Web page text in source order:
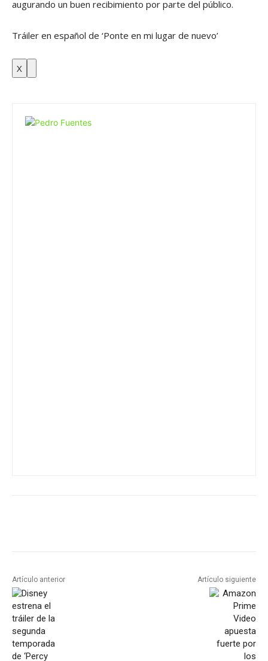
augurando un buen recibimiento por parte del público.
Tráiler en español de ‘Ponte en mi lugar de nuevo’
X
Artículo anterior Artículo siguiente